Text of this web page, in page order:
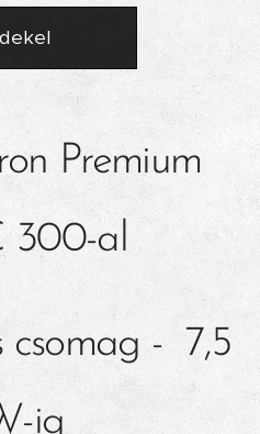
Premium
300-al
csomag - 7,5
ig